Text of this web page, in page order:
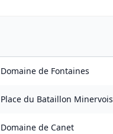
Domaine de Fontaines
Place du Bataillon Minervois
Domaine de Canet